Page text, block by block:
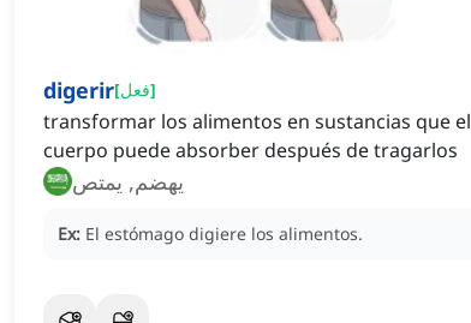
digerir[فعل]
transformar los alimentos en sustancias que el
cuerpo puede absorber después de tragarlos
يهضم, يمتص
Ex: El estómago digiere los alimentos.